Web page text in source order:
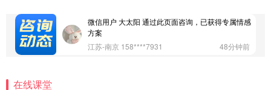
微信用户 大太阳 通过此页面咨询，已获得专属情感
方案
江苏-南京 158****7931
48分钟前
在线课堂